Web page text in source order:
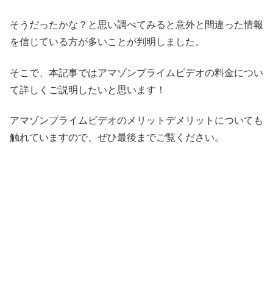
そうだったかな？と思い調べてみると意外と間違った情報
を信じている方が多いことが判明しました。
そこで、本記事ではアマゾンプライムビデオの料金につい
て詳しくご説明したいと思います！
アマゾンプライムビデオのメリットデメリットについても
触れていますので、ぜひ最後までご覧ください。